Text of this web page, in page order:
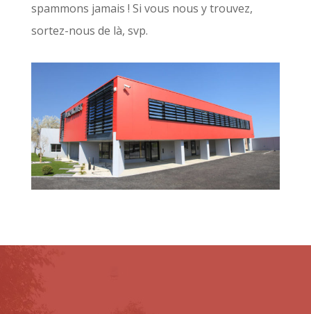
spammons jamais ! Si vous nous y trouvez,
sortez-nous de là, svp.